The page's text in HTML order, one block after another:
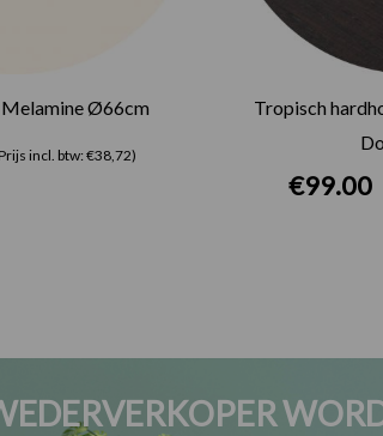
Ø66cm
incl. btw: €38,72)
Tropisch
€99.00